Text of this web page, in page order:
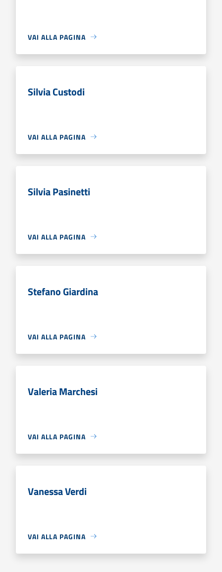
VAI ALLA PAGINA
Silvia Custodi
VAI ALLA PAGINA
Silvia Pasinetti
VAI ALLA PAGINA
Stefano Giardina
VAI ALLA PAGINA
Valeria Marchesi
VAI ALLA PAGINA
Vanessa Verdi
VAI ALLA PAGINA